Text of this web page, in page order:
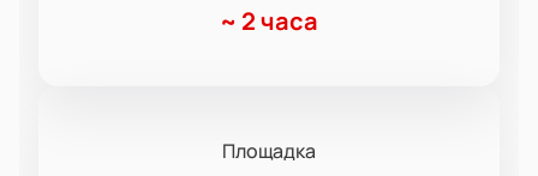
~ 2 часа
Площадка